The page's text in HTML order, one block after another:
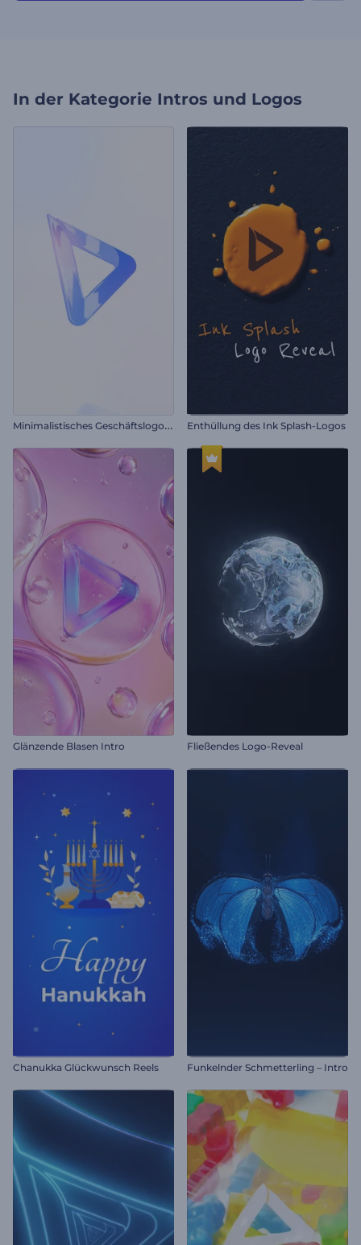
In der Kategorie Intros und Logos
M
inimalistisches Geschäftslogo-Reveal Enthüllung des Ink Splash-Logos
Glänzende Blasen Intro Fließendes Logo-Reveal
Chanukka Glückwunsch Reels Funkelnder Schmetterling – Intro